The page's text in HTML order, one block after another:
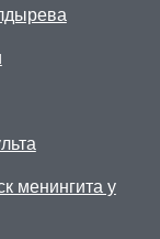
менингита у